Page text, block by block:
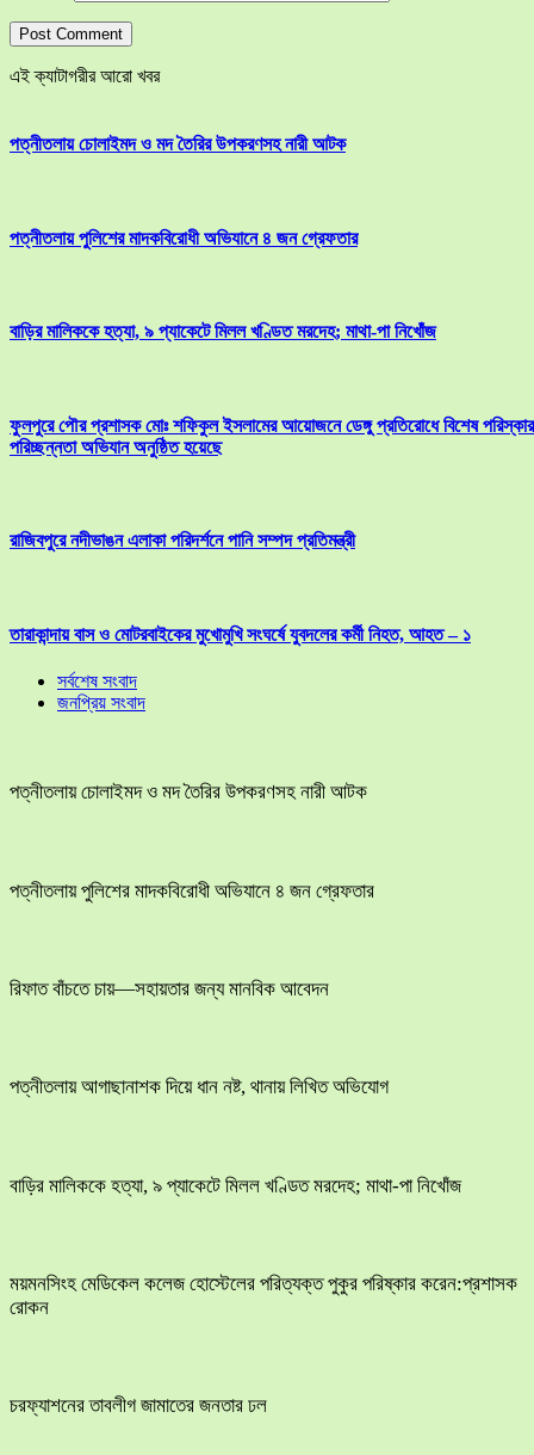
এই ক্যাটাগরীর আরো খবর
পত্নীতলায় চোলাইমদ ও মদ তৈরির উপকরণসহ নারী আটক
পত্নীতলায় পুলিশের মাদকবিরোধী অভিযানে ৪ জন গ্রেফতার
বাড়ির মালিককে হত্যা, ৯ প্যাকেটে মিলল খণ্ডিত মরদেহ; মাথা-পা নিখোঁজ
ফুলপুরে পৌর প্রশাসক মোঃ শফিকুল ইসলামের আয়োজনে ডেঙ্গু প্রতিরোধে বিশেষ পরিস্কার
পরিচ্ছন্নতা অভিযান অনুষ্ঠিত হয়েছে
রাজিবপুরে নদীভাঙন এলাকা পরিদর্শনে পানি সম্পদ প্রতিমন্ত্রী
তারাকান্দায় বাস ও মোটরবাইকের মুখোমুখি সংঘর্ষে যুবদলের কর্মী নিহত, আহত – ১
সর্বশেষ সংবাদ
জনপ্রিয় সংবাদ
পত্নীতলায় চোলাইমদ ও মদ তৈরির উপকরণসহ নারী আটক
পত্নীতলায় পুলিশের মাদকবিরোধী অভিযানে ৪ জন গ্রেফতার
রিফাত বাঁচতে চায়—সহায়তার জন্য মানবিক আবেদন
পত্নীতলায় আগাছানাশক দিয়ে ধান নষ্ট, থানায় লিখিত অভিযোগ
বাড়ির মালিককে হত্যা, ৯ প্যাকেটে মিলল খণ্ডিত মরদেহ; মাথা-পা নিখোঁজ
ময়মনসিংহ মেডিকেল কলেজ হোস্টেলের পরিত্যক্ত পুকুর পরিষ্কার করেন:প্রশাসক
রোকন
চরফ্যাশনের তাবলীগ জামাতের জনতার ঢল